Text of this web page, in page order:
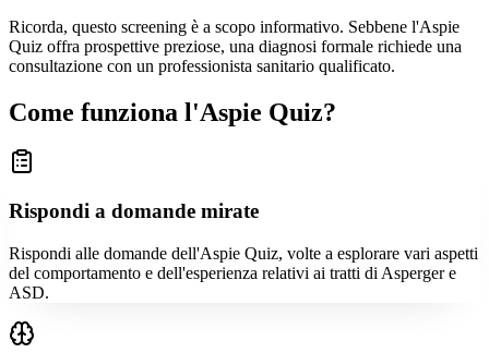
Ricorda, questo screening è a scopo informativo. Sebbene l'Aspie
Quiz offra prospettive preziose, una diagnosi formale richiede una
consultazione con un professionista sanitario qualificato.
Come funziona l'Aspie Quiz?
Rispondi a domande mirate
Rispondi alle domande dell'Aspie Quiz, volte a esplorare vari aspetti
del comportamento e dell'esperienza relativi ai tratti di Asperger e
ASD.